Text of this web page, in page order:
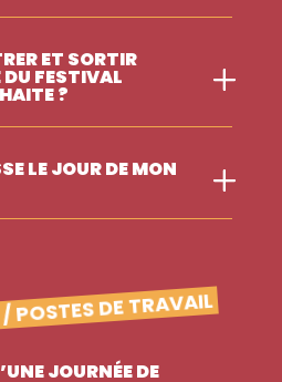
ET SORTIR
FESTIVAL
?
LE JOUR DE MON
DE TRAVAIL
JOURNÉE DE